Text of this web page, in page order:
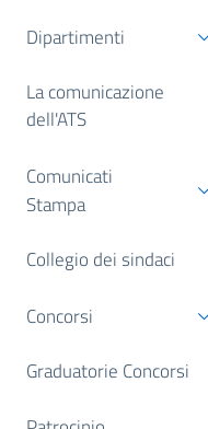
Dipartimenti
La comunicazione
dell'ATS
Comunicati
Stampa
Collegio dei sindaci
Concorsi
Graduatorie Concorsi